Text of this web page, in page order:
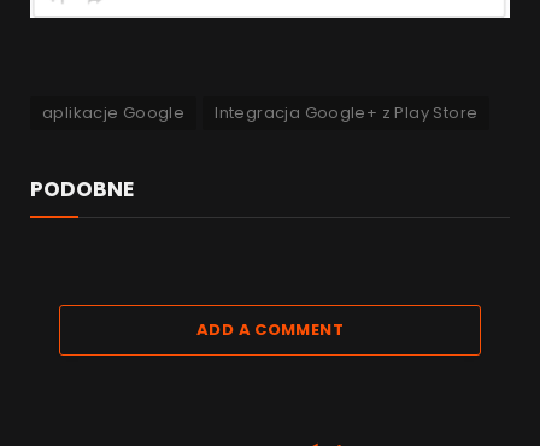
aplikacje Google Integracja Google+ z Play Store
PODOBNE
ADD A COMMENT